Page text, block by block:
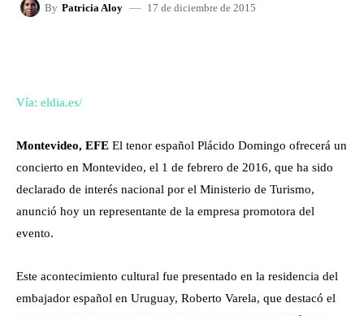
By Patricia Aloy 17 de diciembre de 2015
Vía: eldia.es/
Montevideo, EFE El tenor español Plácido Domingo ofrecerá un
concierto en Montevideo, el 1 de febrero de 2016, que ha sido
declarado de interés nacional por el Ministerio de Turismo,
anunció hoy un representante de la empresa promotora del
evento.
Este acontecimiento cultural fue presentado en la residencia del
embajador español en Uruguay, Roberto Varela, que destacó el